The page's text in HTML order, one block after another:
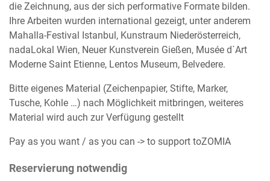
die Zeichnung, aus der sich performative Formate bilden.
Ihre Arbeiten wurden international gezeigt, unter anderem
Mahalla-Festival Istanbul, Kunstraum Niederösterreich,
nadaLokal Wien, Neuer Kunstverein Gießen, Musée d´Art
Moderne Saint Etienne, Lentos Museum, Belvedere.
Bitte eigenes Material (Zeichenpapier, Stifte, Marker,
Tusche, Kohle …) nach Möglichkeit mitbringen, weiteres
Material wird auch zur Verfügung gestellt
Pay as you want / as you can -> to support toZOMIA
Reservierung notwendig